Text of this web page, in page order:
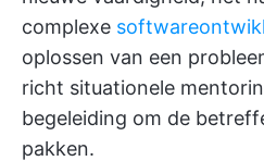
complexe
oplossen van een
richt situationele
begeleiding om de
pakken.